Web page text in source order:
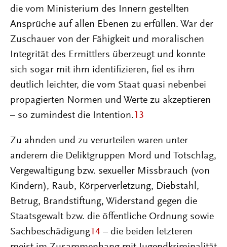
die vom Ministerium des Innern gestellten
Ansprüche auf allen Ebenen zu erfüllen. War der
Zuschauer von der Fähigkeit und moralischen
Integrität des Ermittlers überzeugt und konnte
sich sogar mit ihm identifizieren, fiel es ihm
deutlich leichter, die vom Staat quasi nebenbei
propagierten Normen und Werte zu akzeptieren
– so zumindest die Intention. 13
Zu ahnden und zu verurteilen waren unter
anderem die Deliktgruppen Mord und Totschlag,
Vergewaltigung bzw. sexueller Missbrauch (von
Kindern), Raub, Körperverletzung, Diebstahl,
Betrug, Brandstiftung, Widerstand gegen die
Staatsgewalt bzw. die öffentliche Ordnung sowie
Sachbeschädigung 14 – die beiden letzteren